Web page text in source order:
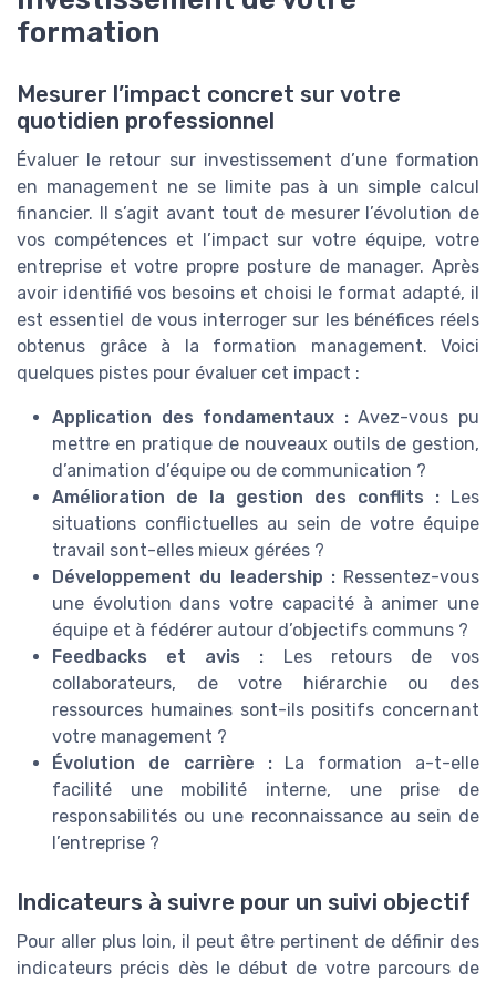
formation
Mesurer l’impact concret sur votre
quotidien professionnel
Évaluer le retour sur investissement d’une formation
en management ne se limite pas à un simple calcul
financier. Il s’agit avant tout de mesurer l’évolution de
vos compétences et l’impact sur votre équipe, votre
entreprise et votre propre posture de manager. Après
avoir identifié vos besoins et choisi le format adapté, il
est essentiel de vous interroger sur les bénéfices réels
obtenus grâce à la formation management. Voici
quelques pistes pour évaluer cet impact :
Application des fondamentaux :Avez-vous pu
mettre en pratique de nouveaux outils de gestion,
d’animation d’équipe ou de communication ?
Amélioration de la gestion des conflits : Les
situations conflictuelles au sein de votre équipe
travail sont-elles mieux gérées ?
Développement du leadership :Ressentez-vous
une évolution dans votre capacité à animer une
équipe et à fédérer autour d’objectifs communs ?
Feedbacks et avis : Les retours de vos
collaborateurs, de votre hiérarchie ou des
ressources humaines sont-ils positifs concernant
votre management ?
Évolution de carrière :La formation a-t-elle
facilité une mobilité interne, une prise de
responsabilités ou une reconnaissance au sein de
l’entreprise ?
Indicateurs à suivre pour un suivi objectif
Pour aller plus loin, il peut être pertinent de définir des
indicateurs précis dès le début de votre parcours de